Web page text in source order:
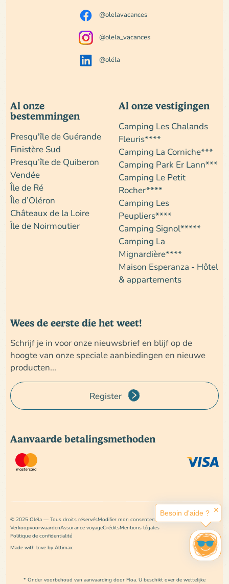
@olelavacances
@olela_vacances
@oléla
Al onze
bestemmingen
Presqu'île de Guérande
Finistère Sud
Presqu’île de Quiberon
Vendée
Île de Ré
Île d’Oléron
Châteaux de la Loire
Île de Noirmoutier
Al onze vestigingen
Camping Les Chalands
Fleuris****
Camping La Corniche***
Camping Park Er Lann***
Camping Le Petit
Rocher****
Camping Les
Peupliers****
Camping Signol*****
Camping La
Mignardière****
Maison Esperanza - Hôtel
& appartements
Wees de eerste die het weet!
Schrijf je in voor onze nieuwsbrief en blijf op de
hoogte van onze speciale aanbiedingen en nieuwe
producten...
Register
Aanvaarde betalingsmethoden
© 2025 Oléla — Tous droits réservésModifier mon consentement
VerkoopvoorwaardenAssurance voyageCréditsMentions légales
Politique de confidentialité
Made with love by Altimax
* Onder voorbehoud van aanvaarding door Floa. U beschikt over de wettelijke
Besoin d'aide ? ✕